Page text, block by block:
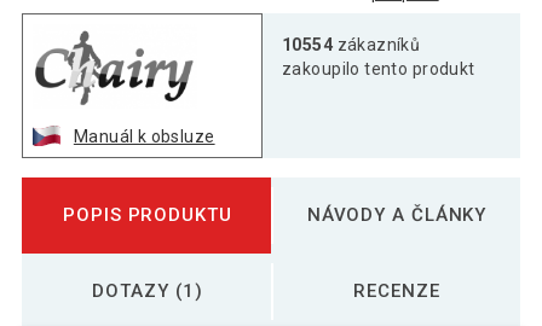
Manuál k obsluze
10554 zákazníků
zakoupilo tento produkt
POPIS PRODUKTU NÁVODY A ČLÁNKY
DOTAZY (1) RECENZE